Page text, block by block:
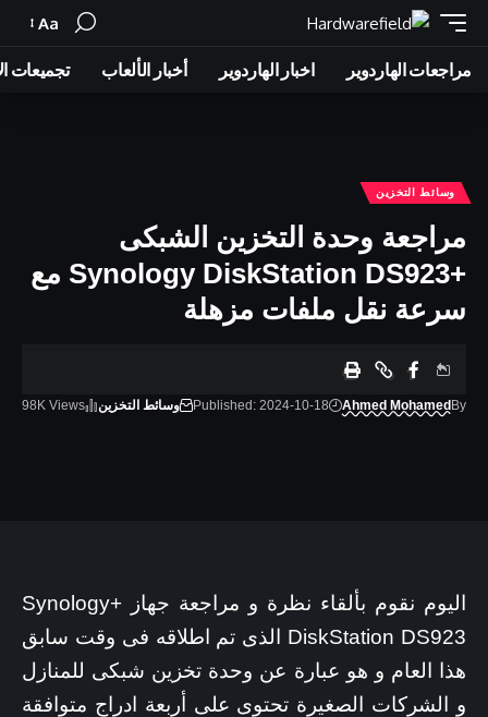
Font
Resizer
Aa
مراجعات الهاردوير اخبار الهاردوير أخبار الألعاب تجميعات
وسائط التخزين
مراجعة وحدة التخزين الشبكى
+Synology DiskStation DS923 مع
سرعة نقل ملفات مزهلة
By
Ahmed Mohamed
Published: 2024-10-18 وسائط التخزين 98K Views
اليوم نقوم بألقاء نظرة و مراجعة جهاز +Synology
DiskStation DS923 الذى تم اطلاقه فى وقت سابق
هذا العام و هو عبارة عن وحدة تخزين شبكى للمنازل
و الشركات الصغيرة تحتوى على أربعة ادراج متوافقة